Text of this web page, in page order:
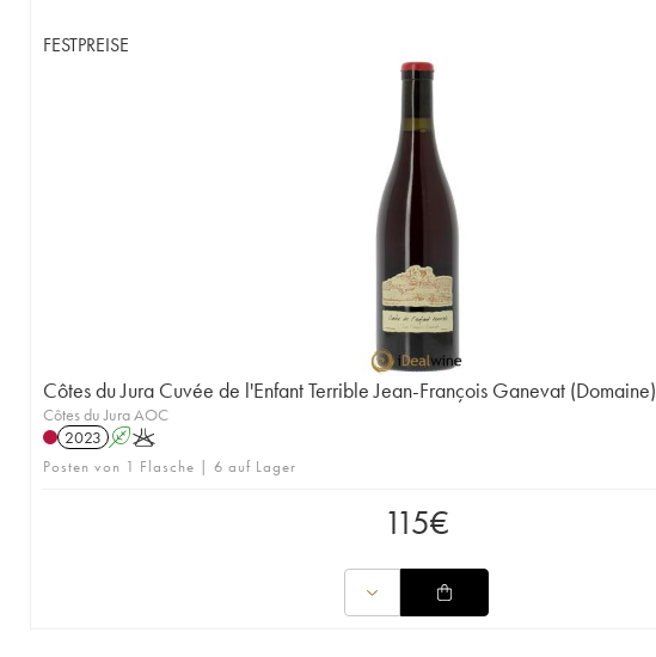
FESTPREISE
Côtes du Jura Cuvée de l'Enfant Terrible Jean-François Ganevat (Domaine)
Côtes du Jura AOC
2023 AK
Posten von 1 Flasche | 6 auf Lager
115€